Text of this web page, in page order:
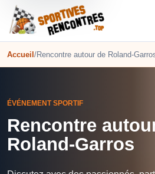
Accueil/Rencontre autour de Roland-
ÉVÉNEMENT SPORTIF
Rencontre
Roland-Garros